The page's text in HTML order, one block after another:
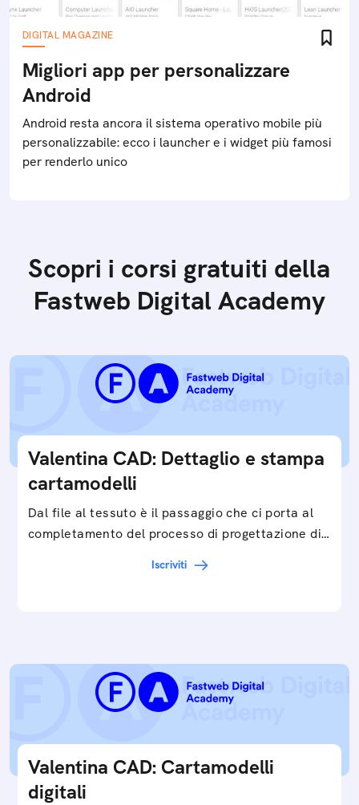
DIGITAL MAGAZINE
Migliori app per personalizzare
Android
Android resta ancora il sistema operativo mobile più
personalizzabile: ecco i launcher e i widget più famosi
per renderlo unico
Scopri i corsi gratuiti della
Fastweb Digital Academy
Valentina CAD: Dettaglio e stampa
cartamodelli
Dal file al tessuto è il passaggio che ci porta al
completamento del processo di progettazione di
Iscriviti
Valentina CAD: Cartamodelli
digitali